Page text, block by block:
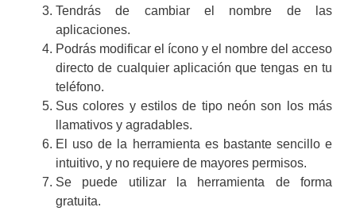
Tendrás de cambiar el nombre de las
aplicaciones.
Podrás modificar el ícono y el nombre del acceso
directo de cualquier aplicación que tengas en tu
teléfono.
Sus colores y estilos de tipo neón son los más
llamativos y agradables.
El uso de la herramienta es bastante sencillo e
intuitivo, y no requiere de mayores permisos.
Se puede utilizar la herramienta de forma
gratuita.